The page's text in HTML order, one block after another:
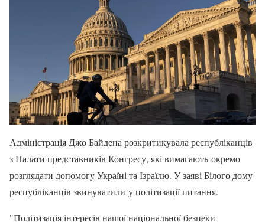
Адміністрація Джо Байдена розкритикувала республіканців
з Палати представників Конгресу, які вимагають окремо
розглядати допомогу Україні та Ізраїлю. У заяві Білого дому
республіканців звинуватили у політизації питання.
"Політизація інтересів нашої національної безпеки